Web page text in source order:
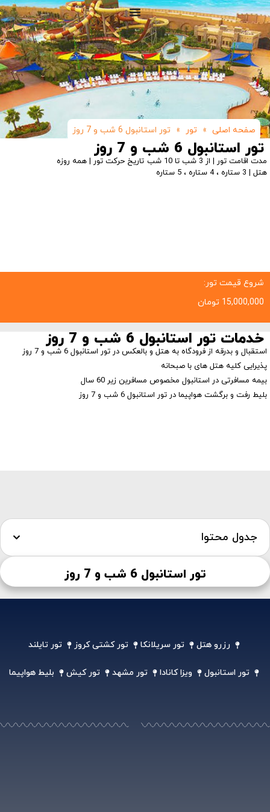
صفحه اصلی » تور » تور استانبول 6 شب و 7 روز
تور استانبول 6 شب و 7 روز
مدت اقامت تور | از 3 شب تا 10 شب
تاریخ حرکت تور | همه روزه
هتل | 3 ستاره ، 4 ستاره ، 5 ستاره
شروع قیمت تور:
15,000,000 تومان
خدمات تور استانبول 6 شب و 7 روز
استقبال و بدرقه از فرودگاه به هتل و بالعکس در تور استانبول 6 شب و 7 روز
پذیرایی کلیه هتل های با صبحانه
بیمه مسافرتی در استانبول مخصوص مسافرین زیر 60 سال
بلیط رفت و برگشت هواپیما در تور استانبول 6 شب و 7 روز
جدول محتوا
تور استانبول 6 شب و 7 روز
رزرو هتل تور سریلانکا تور کشتی کروز تور تایلند
تور استانبول ویزا کانادا تور مشهد تور کیش بلیط هواپیما